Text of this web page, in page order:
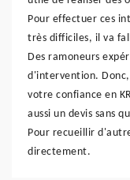
Pour effectuer ces
très difficiles, il va
Des ramoneurs
d'intervention. Donc,
votre confiance en
aussi un devis sans
Pour recueillir
directement.